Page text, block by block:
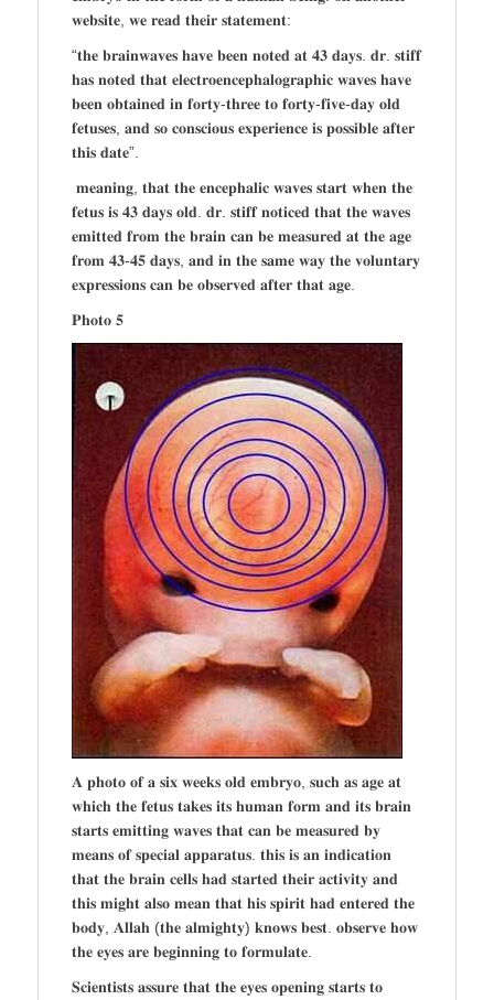
𝐰𝐞𝐛𝐬𝐢𝐭𝐞, 𝐰𝐞 𝐫𝐞𝐚𝐝 𝐭𝐡𝐞𝐢𝐫 𝐬𝐭𝐚𝐭𝐞𝐦𝐞𝐧𝐭:
“𝐭𝐡𝐞 𝐛𝐫𝐚𝐢𝐧𝐰𝐚𝐯𝐞𝐬 𝐡𝐚𝐯𝐞 𝐛𝐞𝐞𝐧 𝐧𝐨𝐭𝐞𝐝 𝐚𝐭 𝟒𝟑 𝐝𝐚𝐲𝐬. 𝐝𝐫. 𝐬𝐭𝐢𝐟𝐟
𝐡𝐚𝐬 𝐧𝐨𝐭𝐞𝐝 𝐭𝐡𝐚𝐭 𝐞𝐥𝐞𝐜𝐭𝐫𝐨𝐞𝐧𝐜𝐞𝐩𝐡𝐚𝐥𝐨𝐠𝐫𝐚𝐩𝐡𝐢𝐜 𝐰𝐚𝐯𝐞𝐬 𝐡𝐚𝐯𝐞
𝐛𝐞𝐞𝐧 𝐨𝐛𝐭𝐚𝐢𝐧𝐞𝐝 𝐢𝐧 𝐟𝐨𝐫𝐭𝐲-𝐭𝐡𝐫𝐞𝐞 𝐭𝐨 𝐟𝐨𝐫𝐭𝐲-𝐟𝐢𝐯𝐞-𝐝𝐚𝐲 𝐨𝐥𝐝
𝐟𝐞𝐭𝐮𝐬𝐞𝐬, 𝐚𝐧𝐝 𝐬𝐨 𝐜𝐨𝐧𝐬𝐜𝐢𝐨𝐮𝐬 𝐞𝐱𝐩𝐞𝐫𝐢𝐞𝐧𝐜𝐞 𝐢𝐬 𝐩𝐨𝐬𝐬𝐢𝐛𝐥𝐞 𝐚𝐟𝐭𝐞𝐫
𝐭𝐡𝐢𝐬 𝐝𝐚𝐭𝐞”.
𝐦𝐞𝐚𝐧𝐢𝐧𝐠, 𝐭𝐡𝐚𝐭 𝐭𝐡𝐞 𝐞𝐧𝐜𝐞𝐩𝐡𝐚𝐥𝐢𝐜 𝐰𝐚𝐯𝐞𝐬 𝐬𝐭𝐚𝐫𝐭 𝐰𝐡𝐞𝐧 𝐭𝐡𝐞
𝐟𝐞𝐭𝐮𝐬 𝐢𝐬 𝟒𝟑 𝐝𝐚𝐲𝐬 𝐨𝐥𝐝. 𝐝𝐫. 𝐬𝐭𝐢𝐟𝐟 𝐧𝐨𝐭𝐢𝐜𝐞𝐝 𝐭𝐡𝐚𝐭 𝐭𝐡𝐞 𝐰𝐚𝐯𝐞𝐬
𝐞𝐦𝐢𝐭𝐭𝐞𝐝 𝐟𝐫𝐨𝐦 𝐭𝐡𝐞 𝐛𝐫𝐚𝐢𝐧 𝐜𝐚𝐧 𝐛𝐞 𝐦𝐞𝐚𝐬𝐮𝐫𝐞𝐝 𝐚𝐭 𝐭𝐡𝐞 𝐚𝐠𝐞
𝐟𝐫𝐨𝐦 𝟒𝟑-𝟒𝟓 𝐝𝐚𝐲𝐬, 𝐚𝐧𝐝 𝐢𝐧 𝐭𝐡𝐞 𝐬𝐚𝐦𝐞 𝐰𝐚𝐲 𝐭𝐡𝐞 𝐯𝐨𝐥𝐮𝐧𝐭𝐚𝐫𝐲
𝐞𝐱𝐩𝐫𝐞𝐬𝐬𝐢𝐨𝐧𝐬 𝐜𝐚𝐧 𝐛𝐞 𝐨𝐛𝐬𝐞𝐫𝐯𝐞𝐝 𝐚𝐟𝐭𝐞𝐫 𝐭𝐡𝐚𝐭 𝐚𝐠𝐞.
𝐏𝐡𝐨𝐭𝐨 𝟓
𝐀 𝐩𝐡𝐨𝐭𝐨 𝐨𝐟 𝐚 𝐬𝐢𝐱 𝐰𝐞𝐞𝐤𝐬 𝐨𝐥𝐝 𝐞𝐦𝐛𝐫𝐲𝐨, 𝐬𝐮𝐜𝐡 𝐚𝐬 𝐚𝐠𝐞 𝐚𝐭
𝐰𝐡𝐢𝐜𝐡 𝐭𝐡𝐞 𝐟𝐞𝐭𝐮𝐬 𝐭𝐚𝐤𝐞𝐬 𝐢𝐭𝐬 𝐡𝐮𝐦𝐚𝐧 𝐟𝐨𝐫𝐦 𝐚𝐧𝐝 𝐢𝐭𝐬 𝐛𝐫𝐚𝐢𝐧
𝐬𝐭𝐚𝐫𝐭𝐬 𝐞𝐦𝐢𝐭𝐭𝐢𝐧𝐠 𝐰𝐚𝐯𝐞𝐬 𝐭𝐡𝐚𝐭 𝐜𝐚𝐧 𝐛𝐞 𝐦𝐞𝐚𝐬𝐮𝐫𝐞𝐝 𝐛𝐲
𝐦𝐞𝐚𝐧𝐬 𝐨𝐟 𝐬𝐩𝐞𝐜𝐢𝐚𝐥 𝐚𝐩𝐩𝐚𝐫𝐚𝐭𝐮𝐬. 𝐭𝐡𝐢𝐬 𝐢𝐬 𝐚𝐧 𝐢𝐧𝐝𝐢𝐜𝐚𝐭𝐢𝐨𝐧
𝐭𝐡𝐚𝐭 𝐭𝐡𝐞 𝐛𝐫𝐚𝐢𝐧 𝐜𝐞𝐥𝐥𝐬 𝐡𝐚𝐝 𝐬𝐭𝐚𝐫𝐭𝐞𝐝 𝐭𝐡𝐞𝐢𝐫 𝐚𝐜𝐭𝐢𝐯𝐢𝐭𝐲 𝐚𝐧𝐝
𝐭𝐡𝐢𝐬 𝐦𝐢𝐠𝐡𝐭 𝐚𝐥𝐬𝐨 𝐦𝐞𝐚𝐧 𝐭𝐡𝐚𝐭 𝐡𝐢𝐬 𝐬𝐩𝐢𝐫𝐢𝐭 𝐡𝐚𝐝 𝐞𝐧𝐭𝐞𝐫𝐞𝐝 𝐭𝐡𝐞
𝐛𝐨𝐝𝐲, 𝐀𝐥𝐥𝐚𝐡 (𝐭𝐡𝐞 𝐚𝐥𝐦𝐢𝐠𝐡𝐭𝐲) 𝐤𝐧𝐨𝐰𝐬 𝐛𝐞𝐬𝐭. 𝐨𝐛𝐬𝐞𝐫𝐯𝐞 𝐡𝐨𝐰
𝐭𝐡𝐞 𝐞𝐲𝐞𝐬 𝐚𝐫𝐞 𝐛𝐞𝐠𝐢𝐧𝐧𝐢𝐧𝐠 𝐭𝐨 𝐟𝐨𝐫𝐦𝐮𝐥𝐚𝐭𝐞.
𝐒𝐜𝐢𝐞𝐧𝐭𝐢𝐬𝐭𝐬 𝐚𝐬𝐬𝐮𝐫𝐞 𝐭𝐡𝐚𝐭 𝐭𝐡𝐞 𝐞𝐲𝐞𝐬 𝐨𝐩𝐞𝐧𝐢𝐧𝐠 𝐬𝐭𝐚𝐫𝐭𝐬 𝐭𝐨